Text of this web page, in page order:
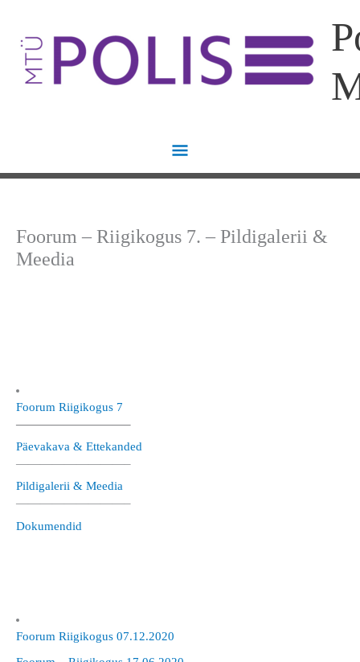
content
Menu
Foorum Riigikogus 7
—————————–
Päevakava & Ettekanded
—————————–
Pildigalerii & Meedia
—————————–
Dokumendid
Foorum Riigikogus 07.12.2020
Foorum – Riigikogus 7. – Pildigalerii &
Meedia